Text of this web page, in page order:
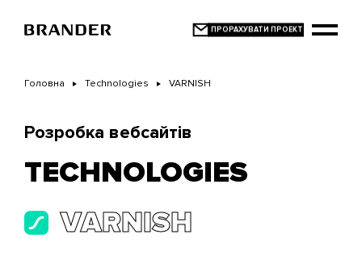
основного
Головна Technologies VARNISH
Розробка вебсайтів
TECHNOLOGIES
VARNISH